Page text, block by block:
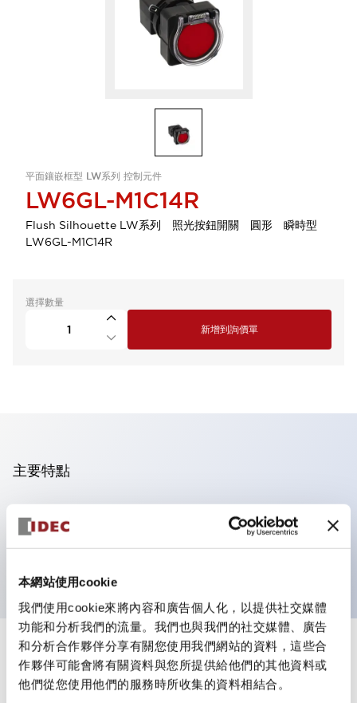
本網站使用cookie
我們使用cookie來將內容和廣告個人化，以提供社交媒體
功能和分析我們的流量。我們也與我們的社交媒體、廣告
和分析合作夥伴分享有關您使用我們網站的資料，這些合
作夥伴可能會將有關資料與您所提供給他們的其他資料或
他們從您使用他們的服務時所收集的資料相結合。
平面鑲嵌框型 LW系列 控制元件
LW6GL-M1C14R
Flush Silhouette LW系列 照光按鈕開關 圓形 瞬時型
LW6GL-M1C14R
選擇數量
新增到詢價單
主要特點
附鎖選擇開關採用高安全性的彈子鎖結構
規格 顯示全部
審美規範